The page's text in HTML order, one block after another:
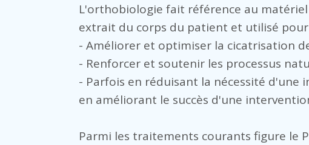
L'orthobiologie fait référence au
extrait du corps du patient et utilisé pour
- Améliorer et optimiser la cicatrisation
- Renforcer et soutenir les processus
- Parfois en réduisant la nécessité
en améliorant le succès d'une
Parmi les traitements courants figure le